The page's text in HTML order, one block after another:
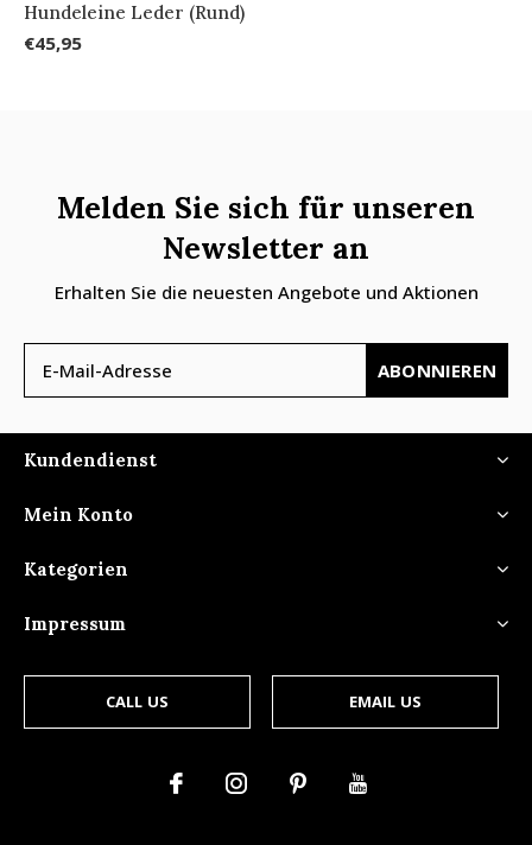
Hundeleine Leder (Rund)
€45,95
Melden Sie sich für unseren
Newsletter an
Erhalten Sie die neuesten Angebote und Aktionen
ABONNIEREN
Kundendienst
Mein Konto
Kategorien
Impressum
CALL US EMAIL US